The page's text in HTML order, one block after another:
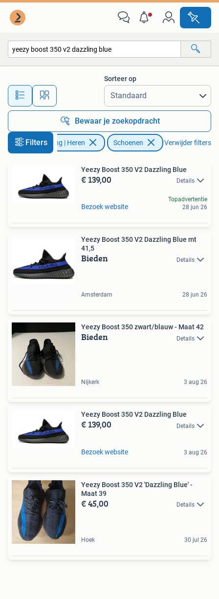
Alle afstanden…
Sorteer op
Bewaar je zoekopdracht
FiltersKleding | Heren Schoenen Verwijder filters
Yeezy Boost 350 V2 Dazzling Blue
€ 139,00 Details
Bezoek website
Topadvertentie
28 jun 26
Yeezy Boost 350 V2 Dazzling Blue mt
41,5
Bieden Details
Amsterdam 28 jun 26
Yeezy Boost 350 zwart/blauw - Maat 42
Bieden Details
Nijkerk 3 aug 26
Yeezy Boost 350 V2 Dazzling Blue
€ 139,00 Details
Bezoek website 3 aug 26
Yeezy Boost 350 V2 'Dazzling Blue' -
Maat 39
€ 45,00 Details
Hoek 30 jul 26